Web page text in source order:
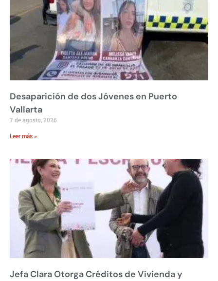
Desaparición de dos Jóvenes en Puerto
Vallarta
7 de agosto, 2026
Leer más »
Jefa Clara Otorga Créditos de Vivienda y